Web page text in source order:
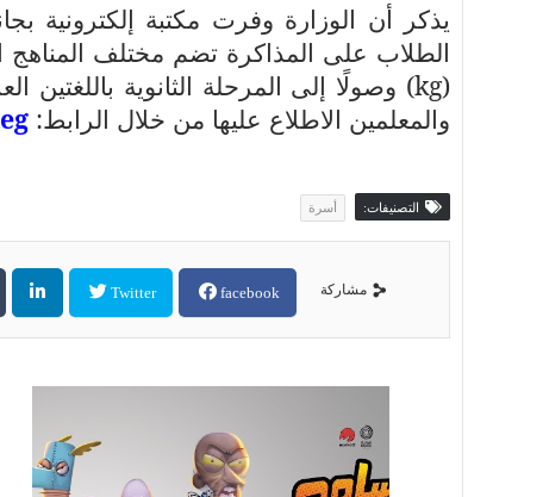
يذكر أن الوزارة وفرت مكتبة إلكترونية
الطلاب على المذاكرة تضم مختلف المناهج
(
kg) وصولًا إلى المرحلة الثانوية باللغتين
والمعلمين الاطلاع عليها من خلال الرابط:
التصنيفات: أسرة
مشاركة facebook
Twitter